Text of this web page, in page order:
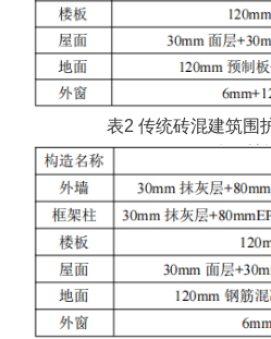
表2 传统砖混建筑围